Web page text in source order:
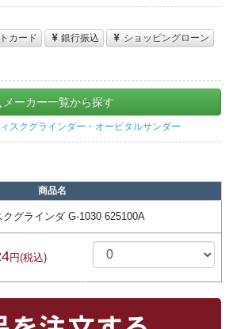
カード 銀行振込
ショッピングローン
メーカー一覧から探す
スクグラインダー・オービタルサンダー
商品名
グラインダ G-1030 625100A
円(税込)